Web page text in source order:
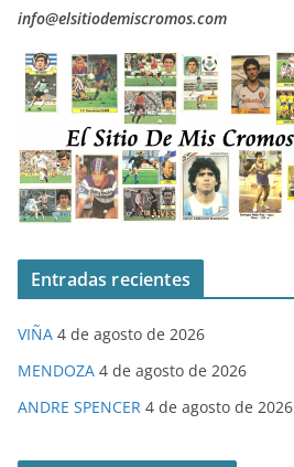
info@elsitiodemiscromos.com
Entradas recientes
VIÑA 4 de agosto de 2026
MENDOZA 4 de agosto de 2026
ANDRE SPENCER 4 de agosto de 2026